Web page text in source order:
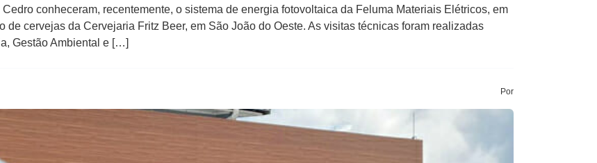
conheceram, recentemente, o sistema de energia fotovoltaica da Feluma Materiais Elétricos, em
de cervejas da Cervejaria Fritz Beer, em São João do Oeste. As visitas técnicas foram realizadas
Gestão Ambiental e […]
Por